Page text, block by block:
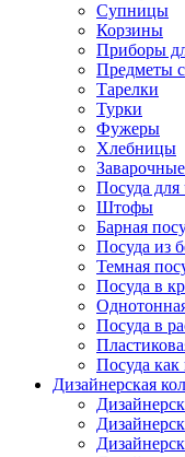
Супницы
Корзины
Приборы
Предметы
Тарелки
Турки
Фужеры
Хлебницы
Посуда для
Штофы
Барная
Посуда из
Темная
Посуда в
Посуда в
Посуда
Дизайнерская